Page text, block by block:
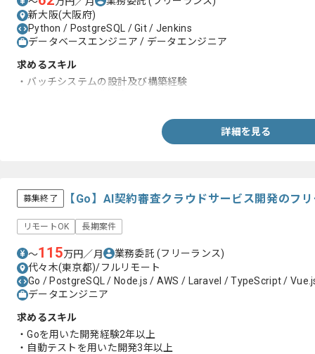
新大阪(大阪府)
Python / PostgreSQL / Git / Jenkins
データベースエンジニア / データエンジニア
求めるスキル
・バッチシステムの設計及び構築経験
詳細を見る
募集終了 【Go】AI契約審査クラウドサービス開発のフ
リモートOK 長期案件
〜115万円／月 業務委託(フリーランス)
代々木(東京都)/フルリモート
Go / PostgreSQL / Node.js / AWS / Laravel / TypeScript /
データエンジニア
求めるスキル
・Goを用いた開発経験2年以上
・自動テストを用いた開発3年以上